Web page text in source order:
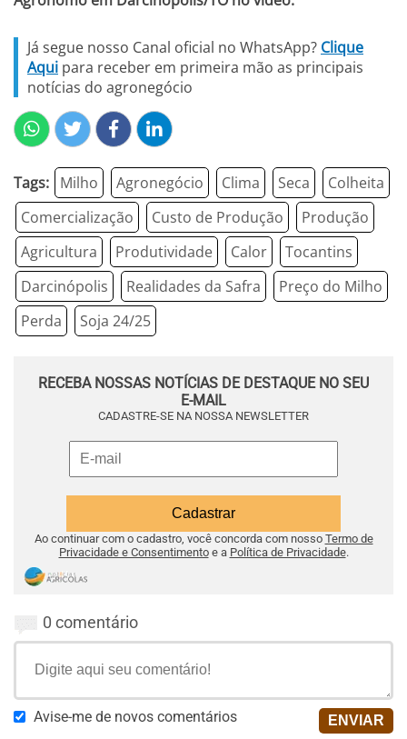
Já segue nosso Canal oficial no WhatsApp? Clique
Aqui para receber em primeira mão as principais
notícias do agronegócio
Tags: Milho Agronegócio Clima Seca
Colheita
Comercialização
Custo de Produção
Produção
Agricultura
Produtividade Calor
Tocantins
Darcinópolis
Realidades da Safra
Preço do Milho
Perda
Soja 24/25
RECEBA NOSSAS NOTÍCIAS DE DESTAQUE NO SEU
E-MAIL
CADASTRE-SE NA NOSSA NEWSLETTER
Ao continuar com o cadastro, você concorda com nosso Termo de
Privacidade e Consentimentoe a Política de Privacidade.
0 comentário
Avise-me de novos comentários